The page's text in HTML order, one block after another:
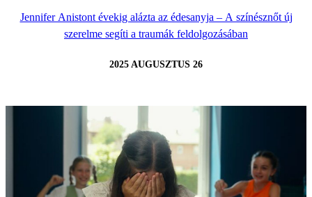
Jennifer Anistont évekig alázta az édesanyja – A színésznőt új
szerelme segíti a traumák feldolgozásában
2025 AUGUSZTUS 26